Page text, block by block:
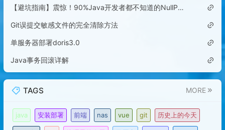
【避坑指南】震惊！90%Java开发者都不知道的NullPointerException隐藏陷阱
Git误提交敏感文件的完全清除方法
单服务器部署doris3.0
Java事务回滚详解
TAGS MORE
java 安装部署 前端 nas vue git 历史上的今天